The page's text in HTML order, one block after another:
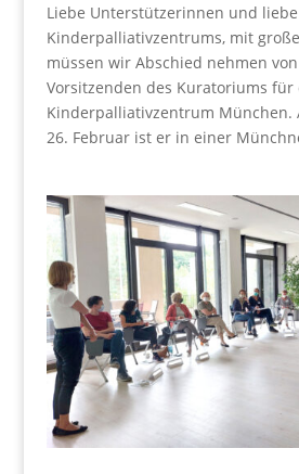
Liebe Unterstützerinnen und
Kinderpalliativzentrums, mit
müssen wir Abschied nehmen
Vorsitzenden des Kuratoriums für
Kinderpalliativzentrum München.
26. Februar ist er in einer